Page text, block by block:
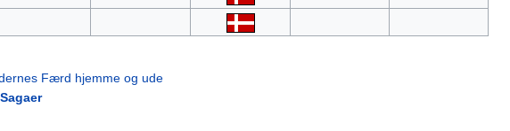
Færd hjemme og ude